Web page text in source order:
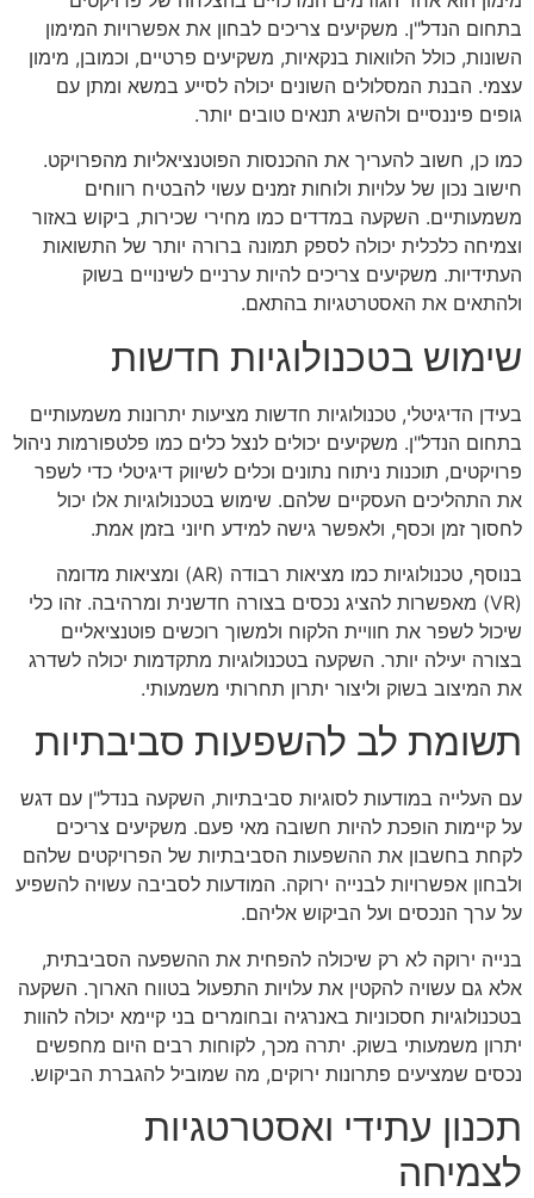
בתחום הנדל"ן. משקיעים צריכים לבחון את אפשרויות המימון
השונות, כולל הלוואות בנקאיות, משקיעים פרטיים, וכמובן, מימון
עצמי. הבנת המסלולים השונים יכולה לסייע במשא ומתן עם
גופים פיננסיים ולהשיג תנאים טובים יותר.
כמו כן, חשוב להעריך את ההכנסות הפוטנציאליות מהפרויקט.
חישוב נכון של עלויות ולוחות זמנים עשוי להבטיח רווחים
משמעותיים. השקעה במדדים כמו מחירי שכירות, ביקוש באזור
וצמיחה כלכלית יכולה לספק תמונה ברורה יותר של התשואות
העתידיות. משקיעים צריכים להיות ערניים לשינויים בשוק
ולהתאים את האסטרטגיות בהתאם.
שימוש בטכנולוגיות חדשות
בעידן הדיגיטלי, טכנולוגיות חדשות מציעות יתרונות משמעותיים
בתחום הנדל"ן. משקיעים יכולים לנצל כלים כמו פלטפורמות ניהול
פרויקטים, תוכנות ניתוח נתונים וכלים לשיווק דיגיטלי כדי לשפר
את התהליכים העסקיים שלהם. שימוש בטכנולוגיות אלו יכול
לחסוך זמן וכסף, ולאפשר גישה למידע חיוני בזמן אמת.
בנוסף, טכנולוגיות כמו מציאות רבודה (AR) ומציאות מדומה
(VR) מאפשרות להציג נכסים בצורה חדשנית ומרהיבה. זהו כלי
שיכול לשפר את חוויית הלקוח ולמשוך רוכשים פוטנציאליים
בצורה יעילה יותר. השקעה בטכנולוגיות מתקדמות יכולה לשדרג
את המיצוב בשוק וליצור יתרון תחרותי משמעותי.
תשומת לב להשפעות סביבתיות
עם העלייה במודעות לסוגיות סביבתיות, השקעה בנדל"ן עם דגש
על קיימות הופכת להיות חשובה מאי פעם. משקיעים צריכים
לקחת בחשבון את ההשפעות הסביבתיות של הפרויקטים שלהם
ולבחון אפשרויות לבנייה ירוקה. המודעות לסביבה עשויה להשפיע
על ערך הנכסים ועל הביקוש אליהם.
בנייה ירוקה לא רק שיכולה להפחית את ההשפעה הסביבתית,
אלא גם עשויה להקטין את עלויות התפעול בטווח הארוך. השקעה
בטכנולוגיות חסכוניות באנרגיה ובחומרים בני קיימא יכולה להוות
יתרון משמעותי בשוק. יתרה מכך, לקוחות רבים היום מחפשים
נכסים שמציעים פתרונות ירוקים, מה שמוביל להגברת הביקוש.
תכנון עתידי ואסטרטגיות
לצמיחה